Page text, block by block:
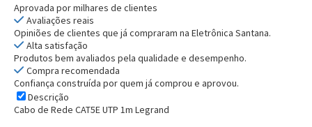
Aprovada por milhares de clientes
Avaliações reais
Opiniões de clientes que já compraram na Eletrônica Santana.
Alta satisfação
Produtos bem avaliados pela qualidade e desempenho.
Compra recomendada
Confiança construída por quem já comprou e aprovou.
Descrição
Cabo de Rede CAT5E UTP 1m Legrand